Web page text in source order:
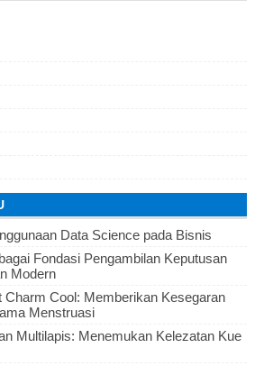
Data Science pada Bisnis
Fondasi Pengambilan Keputusan
Modern
Charm Cool: Memberikan Kesegaran
Menstruasi
Multilapis: Menemukan Kelezatan Kue